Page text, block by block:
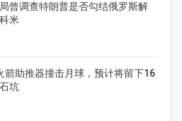
曾调查特朗普是否勾结俄罗斯解
米
箭助推器撞击月球，预计将留下16
坑